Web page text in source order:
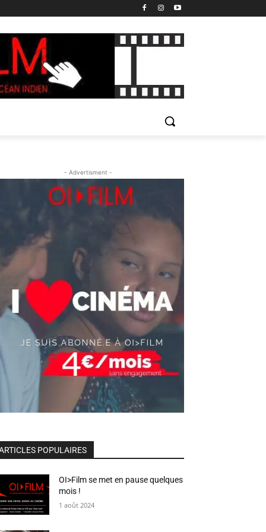
- Advertisment -
POPULAIRES
OI>Film se met en pause quelques
mois !
1 août 2024